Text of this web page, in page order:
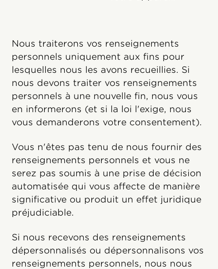
Nous traiterons vos renseignements
personnels uniquement aux fins pour
lesquelles nous les avons recueillies. Si
nous devons traiter vos renseignements
personnels à une nouvelle fin, nous vous
en informerons (et si la loi l'exige, nous
vous demanderons votre consentement).
Vous n'êtes pas tenu de nous fournir des
renseignements personnels et vous ne
serez pas soumis à une prise de décision
automatisée qui vous affecte de manière
significative ou produit un effet juridique
préjudiciable.
Si nous recevons des renseignements
dépersonnalisés ou dépersonnalisons vos
renseignements personnels, nous nous